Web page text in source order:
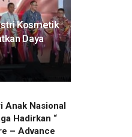
Kosmetik
Daya
Anak Nasional
Hadirkan “
– Advance